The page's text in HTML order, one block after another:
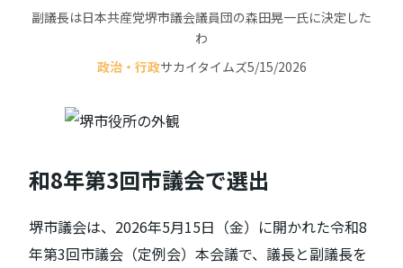
副議長は日本共産党堺市議会議員団の森田晃一氏に決定した
わ
政治・行政サカイタイムズ5/15/2026
和8年第3回市議会で選出
堺市議会は、2026年5月15日（金）に開かれた令和8
年第3回市議会（定例会）本会議で、議長と副議長を